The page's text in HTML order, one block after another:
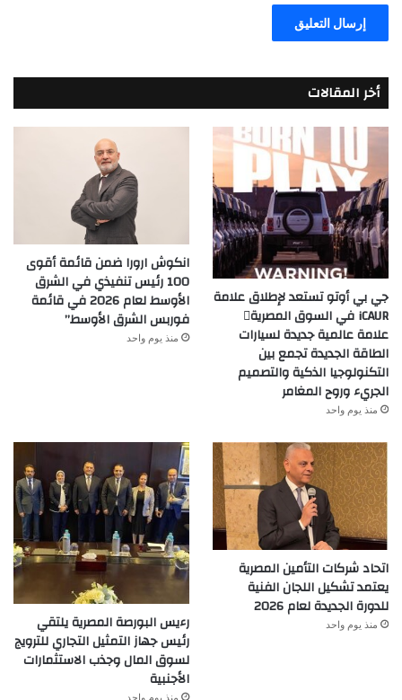
أخر المقالات
جي بي أوتو تستعد لإطلاق علامة
iCAUR في السوق المصرية
علامة عالمية جديدة لسيارات
الطاقة الجديدة تجمع بين
التكنولوجيا الذكية والتصميم
الجريء وروح المغامر
منذ يوم واحد
انكوش ارورا ضمن قائمة أقوى
100 رئيس تنفيذي في الشرق
الأوسط لعام 2026 في قائمة
فوربس الشرق الأوسط”
منذ يوم واحد
اتحاد شركات التأمين المصرية
يعتمد تشكيل اللجان الفنية
للدورة الجديدة لعام 2026
منذ يوم واحد
رءيس البورصة المصرية يلتقي
رئيس جهاز التمثيل التجاري للترويج
لسوق المال وجذب الاستثمارات
الأجنبية
منذ يوم واحد